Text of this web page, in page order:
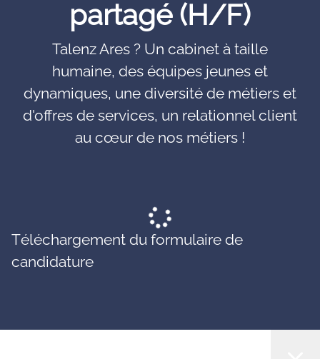
partagé (H/F)
Talenz Ares ? Un cabinet à taille
humaine, des équipes jeunes et
dynamiques, une diversité de métiers et
d'offres de services, un relationnel client
au cœur de nos métiers !
Téléchargement du formulaire de
candidature